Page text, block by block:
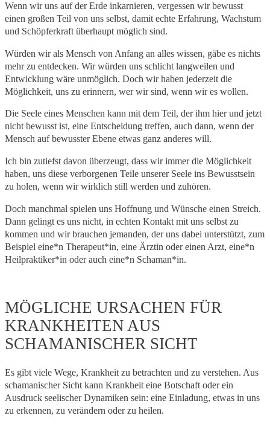
Wenn wir uns auf der Erde inkarnieren, vergessen wir bewusst
einen großen Teil von uns selbst, damit echte Erfahrung, Wachstum
und Schöpferkraft überhaupt möglich sind.
Würden wir als Mensch von Anfang an alles wissen, gäbe es nichts
mehr zu entdecken. Wir würden uns schlicht langweilen und
Entwicklung wäre unmöglich. Doch wir haben jederzeit die
Möglichkeit, uns zu erinnern, wer wir sind, wenn wir es wollen.
Die Seele eines Menschen kann mit dem Teil, der ihm hier und jetzt
nicht bewusst ist, eine Entscheidung treffen, auch dann, wenn der
Mensch auf bewusster Ebene etwas ganz anderes will.
Ich bin zutiefst davon überzeugt, dass wir immer die Möglichkeit
haben, uns diese verborgenen Teile unserer Seele ins Bewusstsein
zu holen, wenn wir wirklich still werden und zuhören.
Doch manchmal spielen uns Hoffnung und Wünsche einen Streich.
Dann gelingt es uns nicht, in echten Kontakt mit uns selbst zu
kommen und wir brauchen jemanden, der uns dabei unterstützt, zum
Beispiel eine*n Therapeut*in, eine Ärztin oder einen Arzt, eine*n
Heilpraktiker*in oder auch eine*n Schaman*in.
MÖGLICHE URSACHEN FÜR
KRANKHEITEN AUS
SCHAMANISCHER SICHT
Es gibt viele Wege, Krankheit zu betrachten und zu verstehen. Aus
schamanischer Sicht kann Krankheit eine Botschaft oder ein
Ausdruck seelischer Dynamiken sein: eine Einladung, etwas in uns
zu erkennen, zu verändern oder zu heilen.